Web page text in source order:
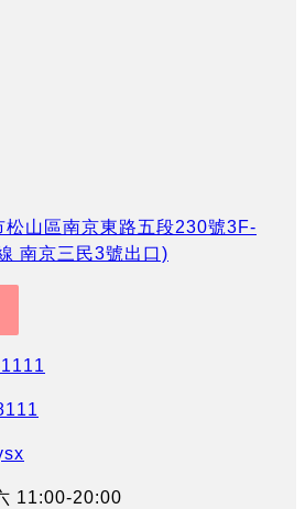
松山區南京東路五段230號3F-
南京三民3號出口)
11:00-20:00